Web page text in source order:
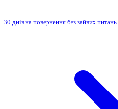
30 днів на повернення без зайвих питань